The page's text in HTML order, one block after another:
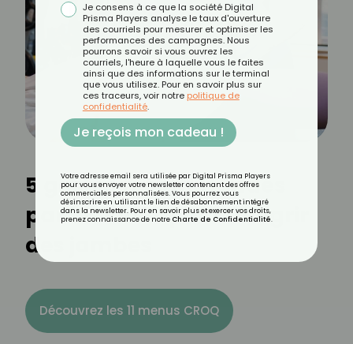
5 gestes recommandés
par les kinés pour maigrir
des jambes
Découvrez les 11 menus CROQ
Je consens à ce que la société Digital
Prisma Players analyse le taux d'ouverture
des courriels pour mesurer et optimiser les
performances des campagnes. Nous
pourrons savoir si vous ouvrez les
courriels, l'heure à laquelle vous le faites
ainsi que des informations sur le terminal
que vous utilisez. Pour en savoir plus sur
ces traceurs, voir notre politique de
confidentialité.
Je reçois mon cadeau !
Votre adresse email sera utilisée par Digital Prisma Players
pour vous envoyer votre newsletter contenant des offres
commerciales personnalisées. Vous pourrez vous
désinscrire en utilisant le lien de désabonnement intégré
dans la newsletter. Pour en savoir plus et exercer vos droits,
prenez connaissance de notre Charte de Confidentialité.